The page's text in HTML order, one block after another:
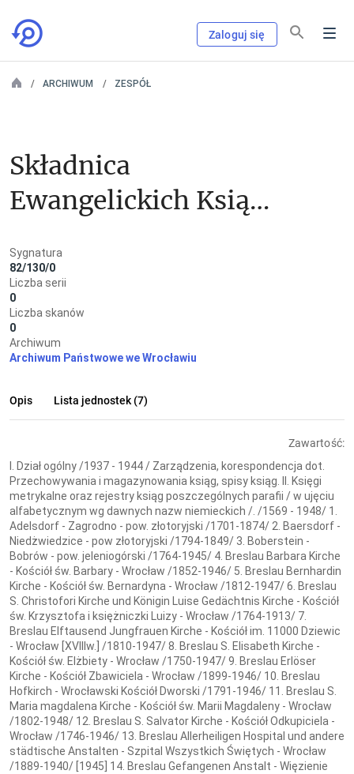
Zaloguj się
ARCHIWUM ZESPÓŁ
Składnica
Ewangelickich Ksiąg
Wrocławiu
Sygnatura
82/130/0
Liczba serii
0
Liczba skanów
0
Archiwum
Archiwum Państwowe we Wrocławiu
Opis Lista jednostek (7)
Zawartość:
I. Dział ogólny /1937 - 1944 / Zarządzenia, korespondencja dot.
Przechowywania i magazynowania ksiąg, spisy ksiąg. II. Księgi
metrykalne oraz rejestry ksiąg poszczególnych parafii / w ujęciu
alfabetycznym wg dawnych nazw niemieckich /. /1569 - 1948/ 1.
Adelsdorf - Zagrodno - pow. złotoryjski /1701-1874/ 2. Baersdorf -
Niedżwiedzice - pow złotoryjski /1794-1849/ 3. Boberstein -
Bobrów - pow. jeleniogórski /1764-1945/ 4. Breslau Barbara Kirche
- Kościół św. Barbary - Wrocław /1852-1946/ 5. Breslau Bernhardin
Kirche - Kościół św. Bernardyna - Wrocław /1812-1947/ 6. Breslau
S. Christofori Kirche und Königin Luise Gedächtnis Kirche - Kościół
św. Krzysztofa i księżniczki Luizy - Wrocław /1764-1913/ 7.
Breslau Elftausend Jungfrauen Kirche - Kościół im. 11000 Dziewic
- Wrocław [XVIIIw.] /1810-1947/ 8. Breslau S. Elisabeth Kirche -
Kościół św. Elżbiety - Wrocław /1750-1947/ 9. Breslau Erlöser
Kirche - Kościół Zbawiciela - Wrocław /1899-1946/ 10. Breslau
Hofkirch - Wrocławski Kościół Dworski /1791-1946/ 11. Breslau S.
Maria magdalena Kirche - Kościół św. Marii Magdaleny - Wrocław
/1802-1948/ 12. Breslau S. Salvator Kirche - Kościół Odkupiciela -
Wrocław /1746-1946/ 13. Breslau Allerheiligen Hospital und andere
städtische Anstalten - Szpital Wszystkich Świętych - Wrocław
/1889-1940/ [1945] 14. Breslau Gefangenen Anstalt - Więzienie